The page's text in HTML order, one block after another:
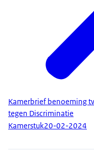
Kamerbrief benoeming
tegen Discriminatie
Kamerstuk20-02-2024